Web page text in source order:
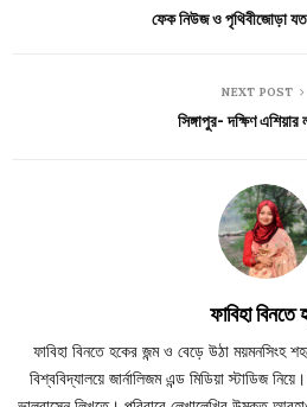
ফেক নিউজ ও পৃথিবীজোড়া
NEXT POST
সিঙ্গাপুর- দক্ষিণ এশিয়ার
ফাবিহা বিনতে
ফাবিহা বিনতে হকের জন্ম ও বেড়ে উঠা ময়মনসিংহ
বিশ্ববিদ্যালয়ে জার্নালিজম এন্ড মিডিয়া স্টাডিজ